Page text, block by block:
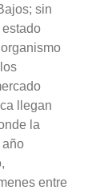
sin
llegan
la
año
entre